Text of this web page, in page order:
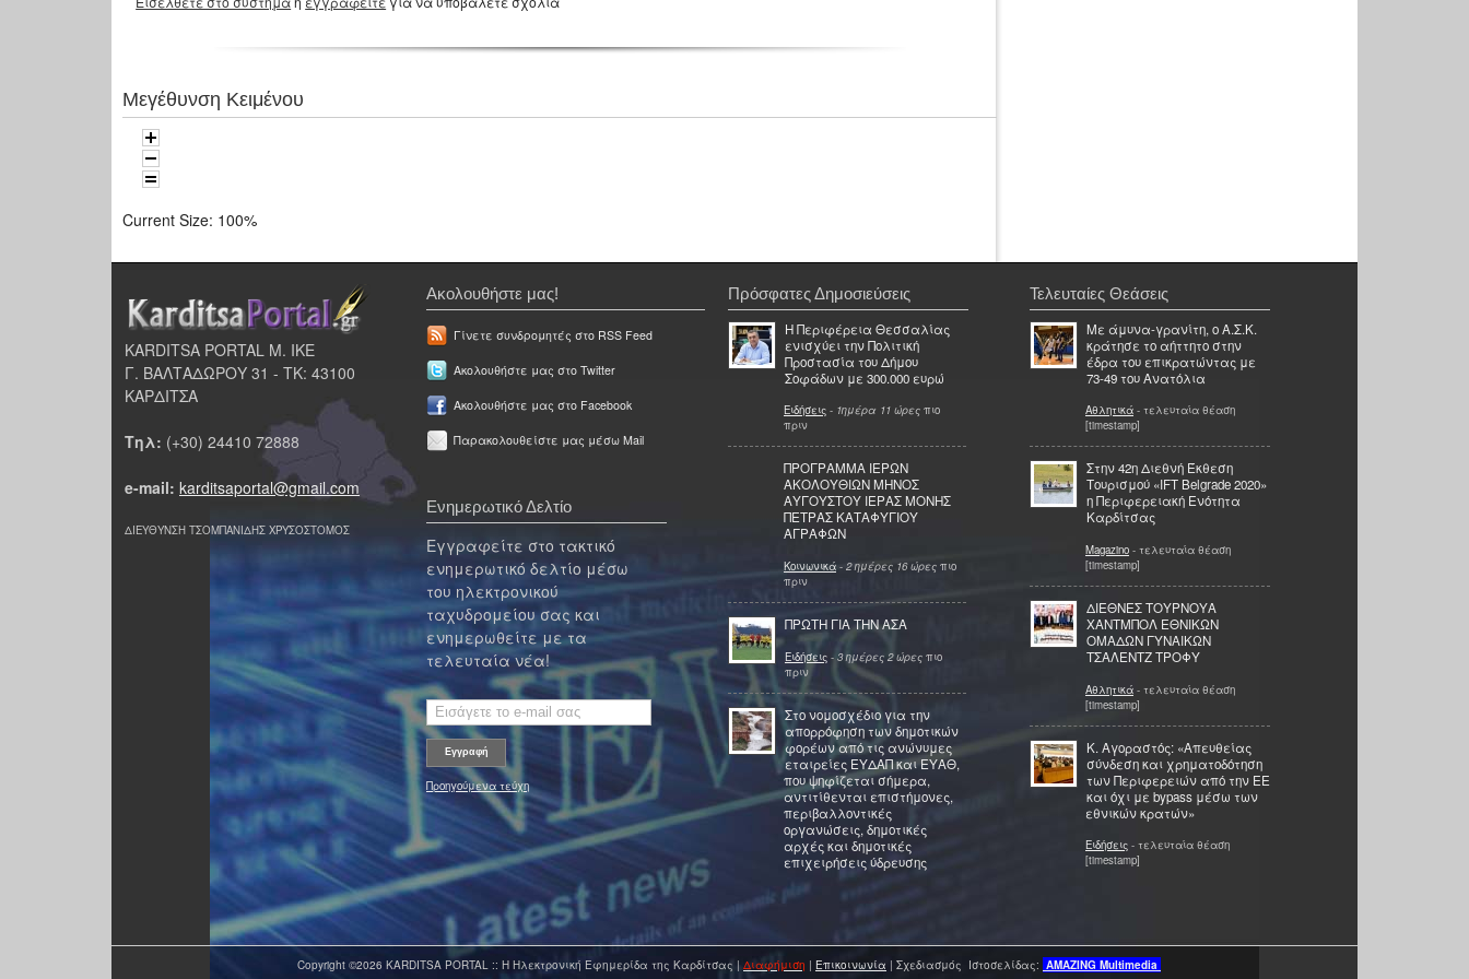
Μεγέθυνση Κειμένου
Current Size: 100%
KARDITSA PORTAL Μ. ΙΚΕ
Γ. ΒΑΛΤΑΔΩΡΟΥ 31 - ΤΚ: 43100
ΚΑΡΔΙΤΣΑ
Τηλ: (+30) 24410 72888
e-mail: karditsaportal@gmail.com
ΔΙΕΥΘΥΝΣΗ ΤΣΟΜΠΑΝΙΔΗΣ ΧΡΥΣΟΣΤΟΜΟΣ
Ακολουθήστε μας!
Γίνετε συνδρομητές στο RSS Feed
Ακολουθήστε μας στο Twitter
Ακολουθήστε μας στο Facebook
Παρακολουθείστε μας μέσω Mail
Ενημερωτικό Δελτίο
Εγγραφείτε στο τακτικό
ενημερωτικό δελτίο μέσω
του ηλεκτρονικού
ταχυδρομείου σας και
ενημερωθείτε με τα
τελευταία νέα!
Προηγούμενα τεύχη
Πρόσφατες Δημοσιεύσεις
Η Περιφέρεια Θεσσαλίας
ενισχύει την Πολιτική
Προστασία του Δήμου
Σοφάδων με 300.000 ευρώ
Ειδήσεις - 1ημέρα 11 ώρες πιο
πριν
ΠΡΟΓΡΑΜΜΑ ΙΕΡΩΝ
ΑΚΟΛΟΥΘΙΩΝ ΜΗΝΟΣ
ΑΥΓΟΥΣΤΟΥ ΙΕΡΑΣ ΜΟΝΗΣ
ΠΕΤΡΑΣ ΚΑΤΑΦΥΓΙΟΥ
ΑΓΡΑΦΩΝ
Κοινωνικά - 2 ημέρες 16 ώρες πιο
πριν
ΠΡΩΤΗ ΓΙΑ ΤΗΝ ΑΣΑ
Ειδήσεις - 3 ημέρες 2 ώρες πιο
πριν
Στο νομοσχέδιο για την
απορρόφηση των δημοτικών
φορέων από τις ανώνυμες
εταιρείες ΕΥΔΑΠ και ΕΥΑΘ,
που ψηφίζεται σήμερα,
αντιτίθενται επιστήμονες,
περιβαλλοντικές
οργανώσεις, δημοτικές
αρχές και δημοτικές
επιχειρήσεις ύδρευσης
Τελευταίες Θεάσεις
Με άμυνα-γρανίτη, ο Α.Σ.Κ.
κράτησε το αήττητο στην
έδρα του επικρατώντας με
73-49 του Ανατόλια
Αθλητικά - τελευταία θέαση
[timestamp]
Στην 42η Διεθνή Έκθεση
Τουρισμού «IFT Belgrade 2020»
η Περιφερειακή Ενότητα
Καρδίτσας
Magazino - τελευταία θέαση
[timestamp]
ΔΙΕΘΝΕΣ ΤΟΥΡΝΟΥΑ
ΧΑΝΤΜΠΟΛ ΕΘΝΙΚΩΝ
ΟΜΑΔΩΝ ΓΥΝΑΙΚΩΝ
ΤΣΑΛΕΝΤΖ ΤΡΟΦΥ
Αθλητικά - τελευταία θέαση
[timestamp]
Κ. Αγοραστός: «Απευθείας
σύνδεση και χρηματοδότηση
των Περιφερειών από την ΕΕ
και όχι με bypass μέσω των
εθνικών κρατών»
Ειδήσεις - τελευταία θέαση
[timestamp]
Copyright ©2026 KARDITSA PORTAL :: Η Ηλεκτρονική Εφημερίδα της Καρδίτσας | Διαφήμιση | Επικοινωνία | Σχεδιασμός Ιστοσελίδας: AMAZING Multimedia